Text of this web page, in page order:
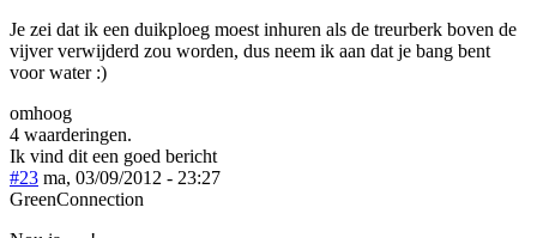
Je zei dat ik een duikploeg moest inhuren als de treurberk boven de
vijver verwijderd zou worden, dus neem ik aan dat je bang bent
voor water :)
omhoog
4 waarderingen.
Ik vind dit een goed bericht
#23 ma, 03/09/2012 - 23:27
GreenConnection